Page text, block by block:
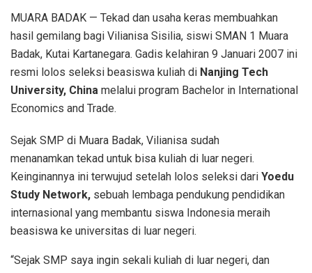
MUARA BADAK — Tekad dan usaha keras membuahkan
hasil gemilang bagi Vilianisa Sisilia, siswi SMAN 1 Muara
Badak, Kutai Kartanegara. Gadis kelahiran 9 Januari 2007 ini
resmi lolos seleksi beasiswa kuliah di Nanjing Tech
University, China melalui program Bachelor in International
Economics and Trade.
Sejak SMP di Muara Badak, Vilianisa sudah
menanamkan tekad untuk bisa kuliah di luar negeri.
Keinginannya ini terwujud setelah lolos seleksi dari Yoedu
Study Network, sebuah lembaga pendukung pendidikan
internasional yang membantu siswa Indonesia meraih
beasiswa ke universitas di luar negeri.
“Sejak SMP saya ingin sekali kuliah di luar negeri, dan